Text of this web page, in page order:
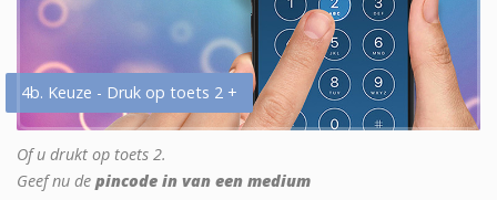
4b. Keuze - Druk op toets 2 +
Of u drukt op toets 2.
Geef nu de pincode in van een medium